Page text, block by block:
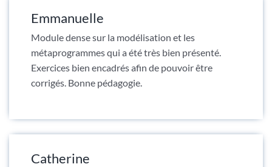
Emmanuelle
Module dense sur la modélisation et les
métaprogrammes qui a été très bien présenté.
Exercices bien encadrés afin de pouvoir être
corrigés. Bonne pédagogie.
Catherine